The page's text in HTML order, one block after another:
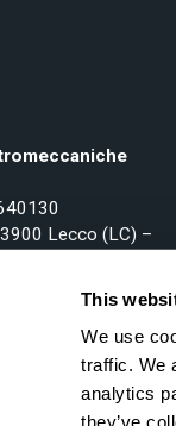
This
We use
traffic. We
analytics
they’ve
Lecco (LC) –